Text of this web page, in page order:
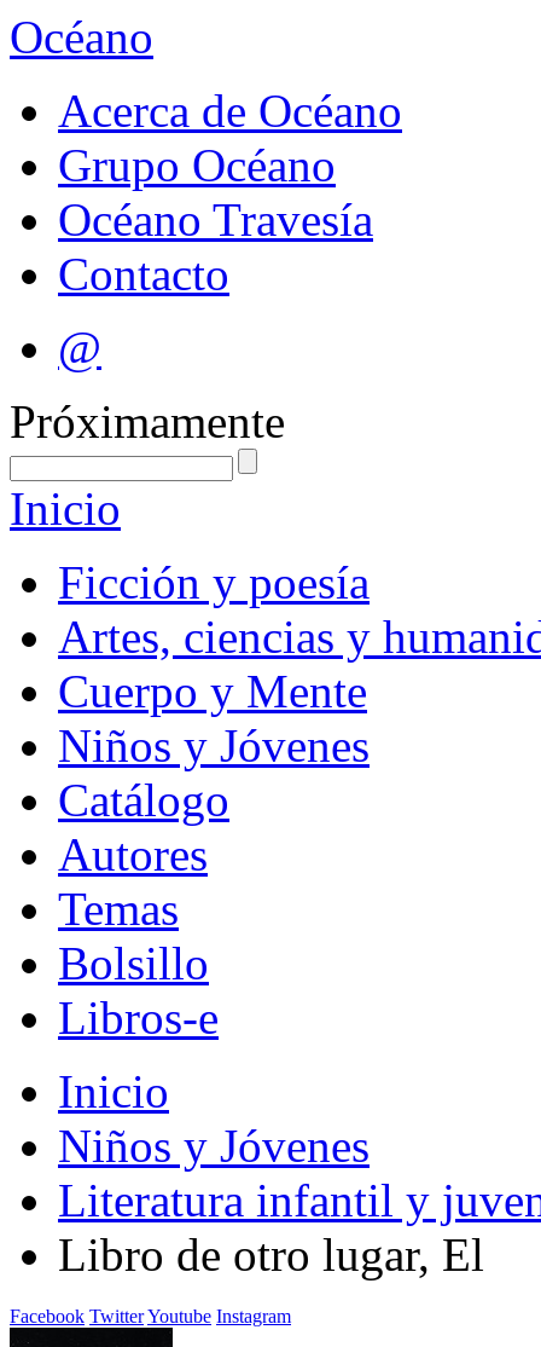
Océano
Acerca de Océano
Grupo Océano
Océano Travesía
Contacto
@
Próximamente
Inicio
Ficción y poesía
Artes, ciencias y
Cuerpo y Mente
Niños y Jóvenes
Catálogo
Autores
Temas
Bolsillo
Libros-e
Inicio
Niños y Jóvenes
Literatura infantil y
Libro de otro lugar, El
Facebook TwitterYoutube Instagram